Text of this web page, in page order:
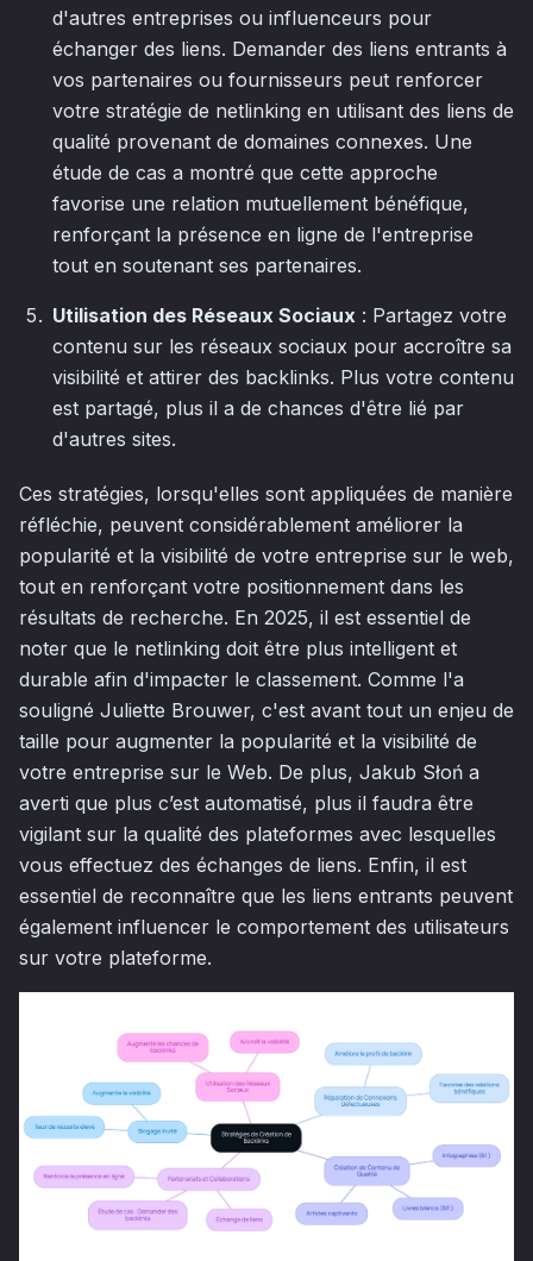
d'autres entreprises ou influenceurs pour
échanger des liens. Demander des liens entrants à
vos partenaires ou fournisseurs peut renforcer
votre stratégie de netlinking en utilisant des liens de
qualité provenant de domaines connexes. Une
étude de cas a montré que cette approche
favorise une relation mutuellement bénéfique,
renforçant la présence en ligne de l'entreprise
tout en soutenant ses partenaires.
Utilisation des Réseaux Sociaux : Partagez votre
contenu sur les réseaux sociaux pour accroître sa
visibilité et attirer des backlinks. Plus votre contenu
est partagé, plus il a de chances d'être lié par
d'autres sites.
Ces stratégies, lorsqu'elles sont appliquées de manière
réfléchie, peuvent considérablement améliorer la
popularité et la visibilité de votre entreprise sur le web,
tout en renforçant votre positionnement dans les
résultats de recherche. En 2025, il est essentiel de
noter que le netlinking doit être plus intelligent et
durable afin d'impacter le classement. Comme l'a
souligné Juliette Brouwer, c'est avant tout un enjeu de
taille pour augmenter la popularité et la visibilité de
votre entreprise sur le Web. De plus, Jakub Słoń a
averti que plus c’est automatisé, plus il faudra être
vigilant sur la qualité des plateformes avec lesquelles
vous effectuez des échanges de liens. Enfin, il est
essentiel de reconnaître que les liens entrants peuvent
également influencer le comportement des utilisateurs
sur votre plateforme.